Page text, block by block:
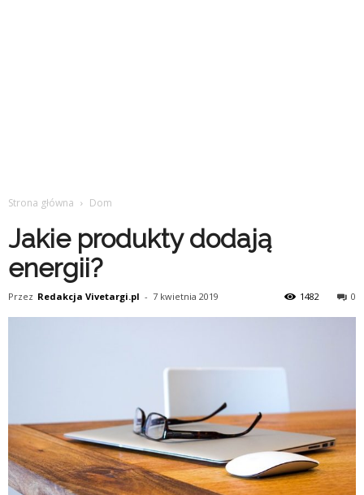
Strona główna Dom
Jakie produkty dodają
energii?
Przez Redakcja Vivetargi.pl - 7 kwietnia 2019 0
1482